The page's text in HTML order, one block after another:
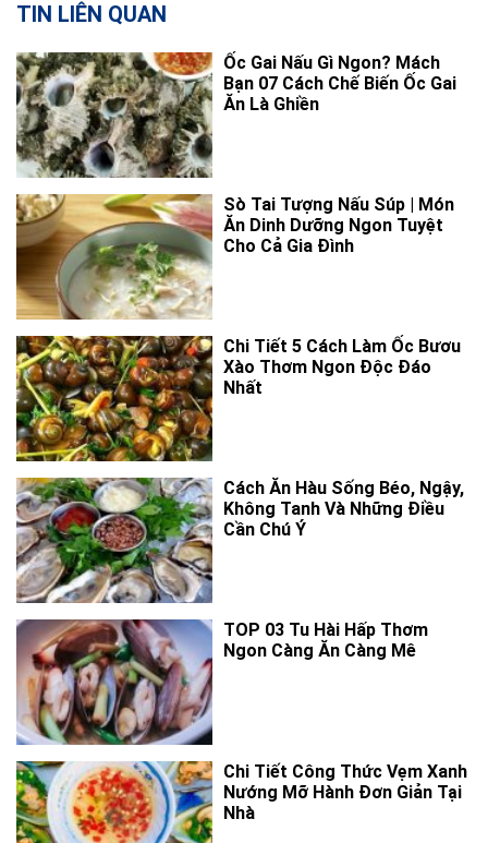
TIN LIÊN QUAN
Ốc Gai Nấu Gì Ngon? Mách
Bạn 07 Cách Chế Biến Ốc Gai
Ăn Là Ghiền
Sò Tai Tượng Nấu Súp | Món
Ăn Dinh Dưỡng Ngon Tuyệt
Cho Cả Gia Đình
Chi Tiết 5 Cách Làm Ốc Bươu
Xào Thơm Ngon Độc Đáo
Nhất
Cách Ăn Hàu Sống Béo, Ngậy,
Không Tanh Và Những Điều
Cần Chú Ý
TOP 03 Tu Hài Hấp Thơm
Ngon Càng Ăn Càng Mê
Chi Tiết Công Thức Vẹm Xanh
Nướng Mỡ Hành Đơn Giản Tại
Nhà